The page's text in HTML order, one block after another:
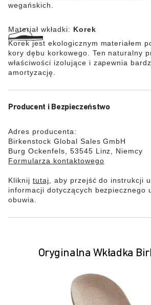
wegańskich.
Materiał wkładki: Korek
Korek jest ekologicznym materiałem
kory dębu korkowego. Ten naturalny
właściwości izolujące i zapewnia
amortyzację.
Producent i Bezpieczeństwo
Adres producenta:
Birkenstock Global Sales GmbH
Burg Ockenfels, 53545 Linz, Niemcy
Formularza kontaktowego
Kliknij tutaj , aby przejść do instrukcji
informacji dotyczących bezpiecznego
obuwia.
Oryginalna Wkładka